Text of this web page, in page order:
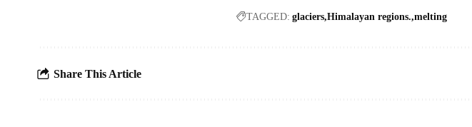
TAGGED: glaciers Himalayan regions. melting
Share This Article